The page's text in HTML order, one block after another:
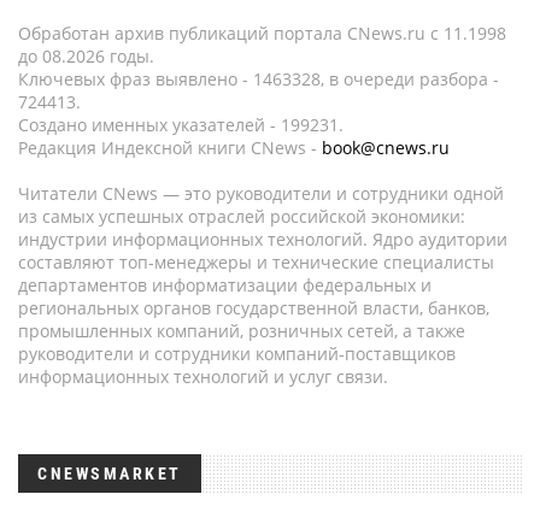
Обработан архив публикаций портала CNews.ru c 11.1998
до 08.2026 годы.
Ключевых фраз выявлено - 1463328, в очереди разбора -
724413.
Создано именных указателей - 199231.
Редакция Индексной книги CNews - book@cnews.ru
Читатели CNews — это руководители и сотрудники одной
из самых успешных отраслей российской экономики:
индустрии информационных технологий. Ядро аудитории
составляют топ-менеджеры и технические специалисты
департаментов информатизации федеральных и
региональных органов государственной власти, банков,
промышленных компаний, розничных сетей, а также
руководители и сотрудники компаний-поставщиков
информационных технологий и услуг связи.
CNEWSMARKET